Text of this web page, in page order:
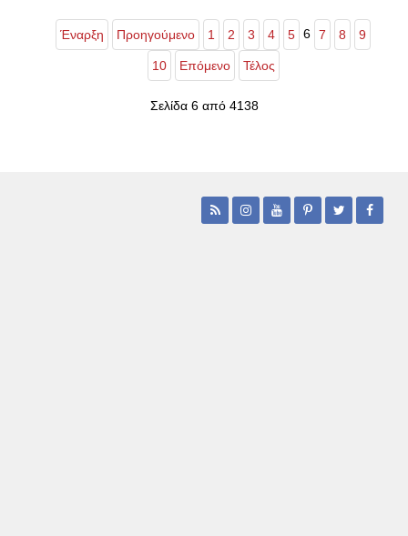
Έναρξη Προηγούμενο 1 2 3 4 5 6 7 8 9
10 Επόμενο Τέλος
Σελίδα 6 από 4138